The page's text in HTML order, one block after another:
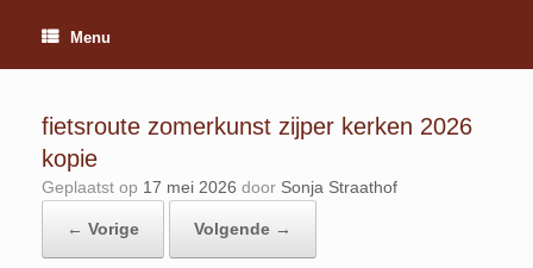
Menu
fietsroute zomerkunst zijper kerken 2026
kopie
Geplaatst op 17 mei 2026 door Sonja Straathof
← Vorige Volgende →